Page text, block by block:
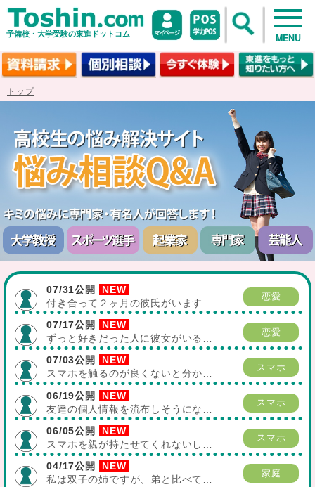
予備校・大学受験の東進ドットコム MENU
トップ
07/31公開
付き合って２ヶ月の彼氏がいます…
恋愛
07/17公開
ずっと好きだった人に彼女がいる…
恋愛
07/03公開
スマホを触るのが良くないと分か…
スマホ
06/19公開
友達の個人情報を流布しそうにな…
スマホ
06/05公開
スマホを親が持たせてくれないし…
スマホ
04/17公開
私は双子の姉ですが、弟と比べて…
家庭